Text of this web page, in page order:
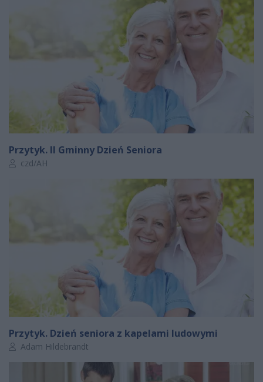
Przytyk. II Gminny Dzień Seniora
Autor artykułu:
czd/AH
Przytyk. Dzień seniora z kapelami ludowymi
Autor artykułu:
Adam Hildebrandt